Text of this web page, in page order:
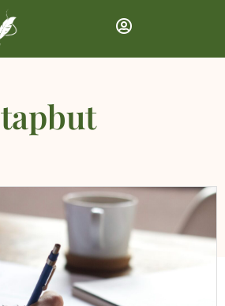
tapbut